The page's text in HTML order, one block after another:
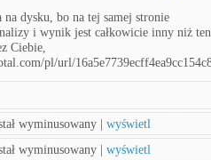
na dysku, bo na tej samej stronie
i wynik jest całkowicie inny niż ten
Ciebie,
pl/url/
wyminusowany | wyświetl
wyminusowany | wyświetl